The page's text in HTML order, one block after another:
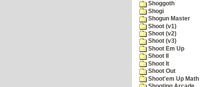
Shoggoth
Shogi
Shogun Master
Shoot (v1)
Shoot (v2)
Shoot (v3)
Shoot Em Up
Shoot II
Shoot It
Shoot Out
Shoot'em Up Math